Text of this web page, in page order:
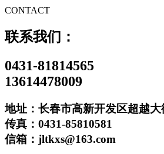
CONTACT
联系我们：
0431-81814565
13614478009
地址：长春市高新开发区超越大
传真：0431-85810581
信箱：jltkxs@163.com